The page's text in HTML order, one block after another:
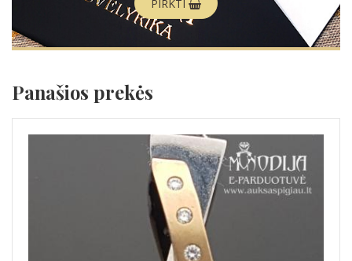
PIRKTI
Panašios prekės